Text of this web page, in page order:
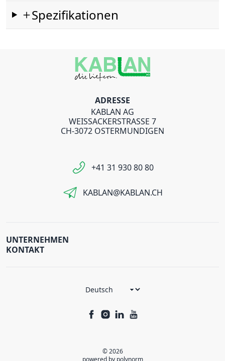
Spezifikationen
ADRESSE
KABLAN AG
WEISSACKERSTRASSE 7
CH-3072 OSTERMUNDIGEN
+41 31 930 80 80
KABLAN@KABLAN.CH
UNTERNEHMEN
KONTAKT
© 2026
powered by polynorm